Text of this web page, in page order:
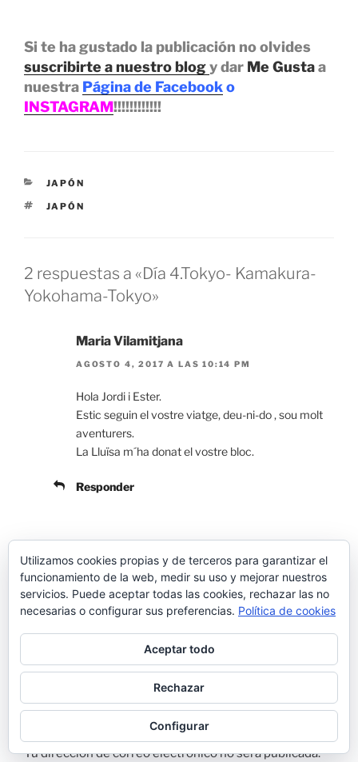
Si te ha gustado la publicación no olvides
suscribirte a nuestro blogy dar Me Gustaa
nuestra Página de Facebooko
INSTAGRAM!!!!!!!!!!!!
CATEGORÍAS
JAPÓN
ETIQUETAS
JAPÓN
2 respuestas a «Día 4.Tokyo- Kamakura-
Yokohama-Tokyo»
Maria Vilamitjana
AGOSTO 4, 2017 A LAS 10:14 PM
Hola Jordi i Ester.
Estic seguin el vostre viatge, deu-ni-do , sou molt
aventurers.
La Lluïsa m´ha donat el vostre bloc.
Responder
AGOSTO 5, 2017 A LAS 9:40 AM
Moltes gràcies Maria! Ens alegrem molt que
Deja una respuesta
Tu dirección de correo electrónico no será publicada.
Utilizamos cookies propias y de terceros para garantizar el
funcionamiento de la web, medir su uso y mejorar nuestros
servicios. Puede aceptar todas las cookies, rechazar las no
necesarias o configurar sus preferencias. Política de cookies
Aceptar todo
Rechazar
Configurar